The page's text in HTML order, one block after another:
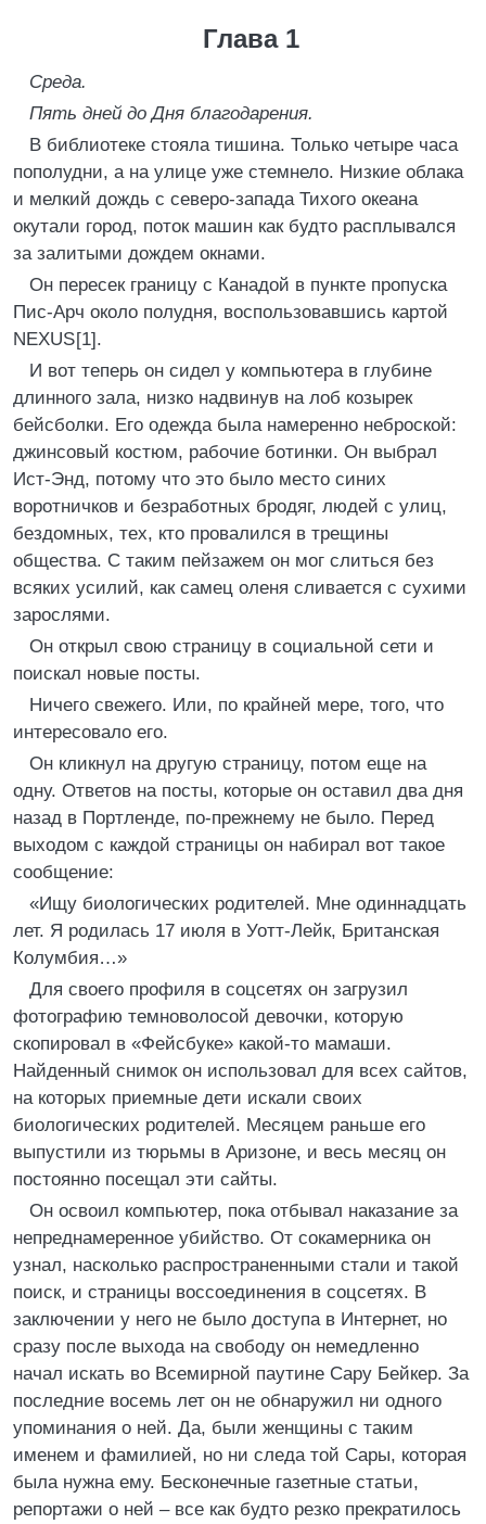
Глава 1
Среда.
Пять дней до Дня благодарения.
В библиотеке стояла тишина. Только четыре часа
пополудни, а на улице уже стемнело. Низкие облака
и мелкий дождь с северо-запада Тихого океана
окутали город, поток машин как будто расплывался
за залитыми дождем окнами.
Он пересек границу с Канадой в пункте пропуска
Пис-Арч около полудня, воспользовавшись картой
NEXUS [1].
И вот теперь он сидел у компьютера в глубине
длинного зала, низко надвинув на лоб козырек
бейсболки. Его одежда была намеренно неброской:
джинсовый костюм, рабочие ботинки. Он выбрал
Ист-Энд, потому что это было место синих
воротничков и безработных бродяг, людей с улиц,
бездомных, тех, кто провалился в трещины
общества. С таким пейзажем он мог слиться без
всяких усилий, как самец оленя сливается с сухими
зарослями.
Он открыл свою страницу в социальной сети и
поискал новые посты.
Ничего свежего. Или, по крайней мере, того, что
интересовало его.
Он кликнул на другую страницу, потом еще на
одну. Ответов на посты, которые он оставил два дня
назад в Портленде, по-прежнему не было. Перед
выходом с каждой страницы он набирал вот такое
сообщение:
«Ищу биологических родителей. Мне одиннадцать
лет. Я родилась 17 июля в Уотт-Лейк, Британская
Колумбия…»
Для своего профиля в соцсетях он загрузил
фотографию темноволосой девочки, которую
скопировал в «Фейсбуке» какой-то мамаши.
Найденный снимок он использовал для всех сайтов,
на которых приемные дети искали своих
биологических родителей. Месяцем раньше его
выпустили из тюрьмы в Аризоне, и весь месяц он
постоянно посещал эти сайты.
Он освоил компьютер, пока отбывал наказание за
непреднамеренное убийство. От сокамерника он
узнал, насколько распространенными стали и такой
поиск, и страницы воссоединения в соцсетях. В
заключении у него не было доступа в Интернет, но
сразу после выхода на свободу он немедленно
начал искать во Всемирной паутине Сару Бейкер. За
последние восемь лет он не обнаружил ни одного
упоминания о ней. Да, были женщины с таким
именем и фамилией, но ни следа той Сары, которая
была нужна ему. Бесконечные газетные статьи,
репортажи о ней – все как будто резко прекратилось